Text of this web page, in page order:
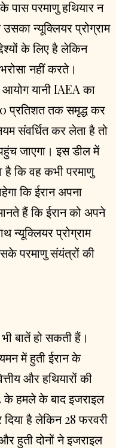
पास परमाणु हथियार न
न्यूक्लियर प्रोग्राम
के लिए है लेकिन
नहीं करते।
आयोग यानी IAEA का
प्रतिशत तक समृद्ध कर
संवर्धित कर लेता है तो
जाएगा। इस डील में
है कि वह कभी परमाणु
कि ईरान अपना
हैं कि ईरान को अपने
न्यूक्लियर प्रोग्राम
परमाणु संयंत्रों की
बातें हो सकती हैं।
में हुती ईरान के
और हथियारों की
के हमले के बाद इजराइल
है लेकिन 28 फरवरी
हुती दोनों ने इजराइल